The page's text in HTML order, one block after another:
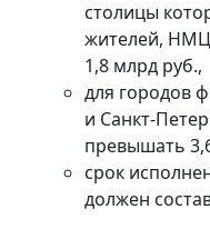
столицы
жителей,
1,8 млрд руб.,
для городов
и Санкт-
превышать
срок
должен